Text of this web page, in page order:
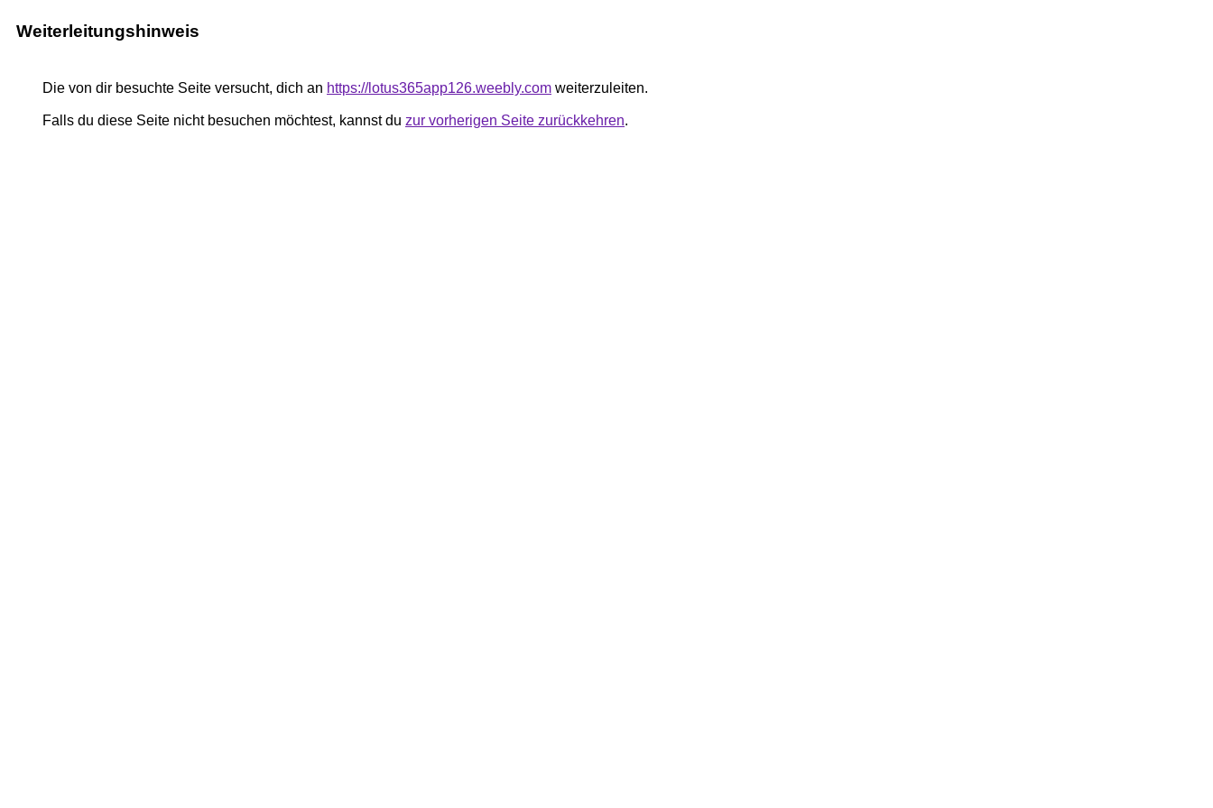
Weiterleitungshinweis
Die von dir besuchte Seite versucht, dich an https://lotus365app126.weebly.com weiterzuleiten.
Falls du diese Seite nicht besuchen möchtest, kannst du zur vorherigen Seite zurückkehren.